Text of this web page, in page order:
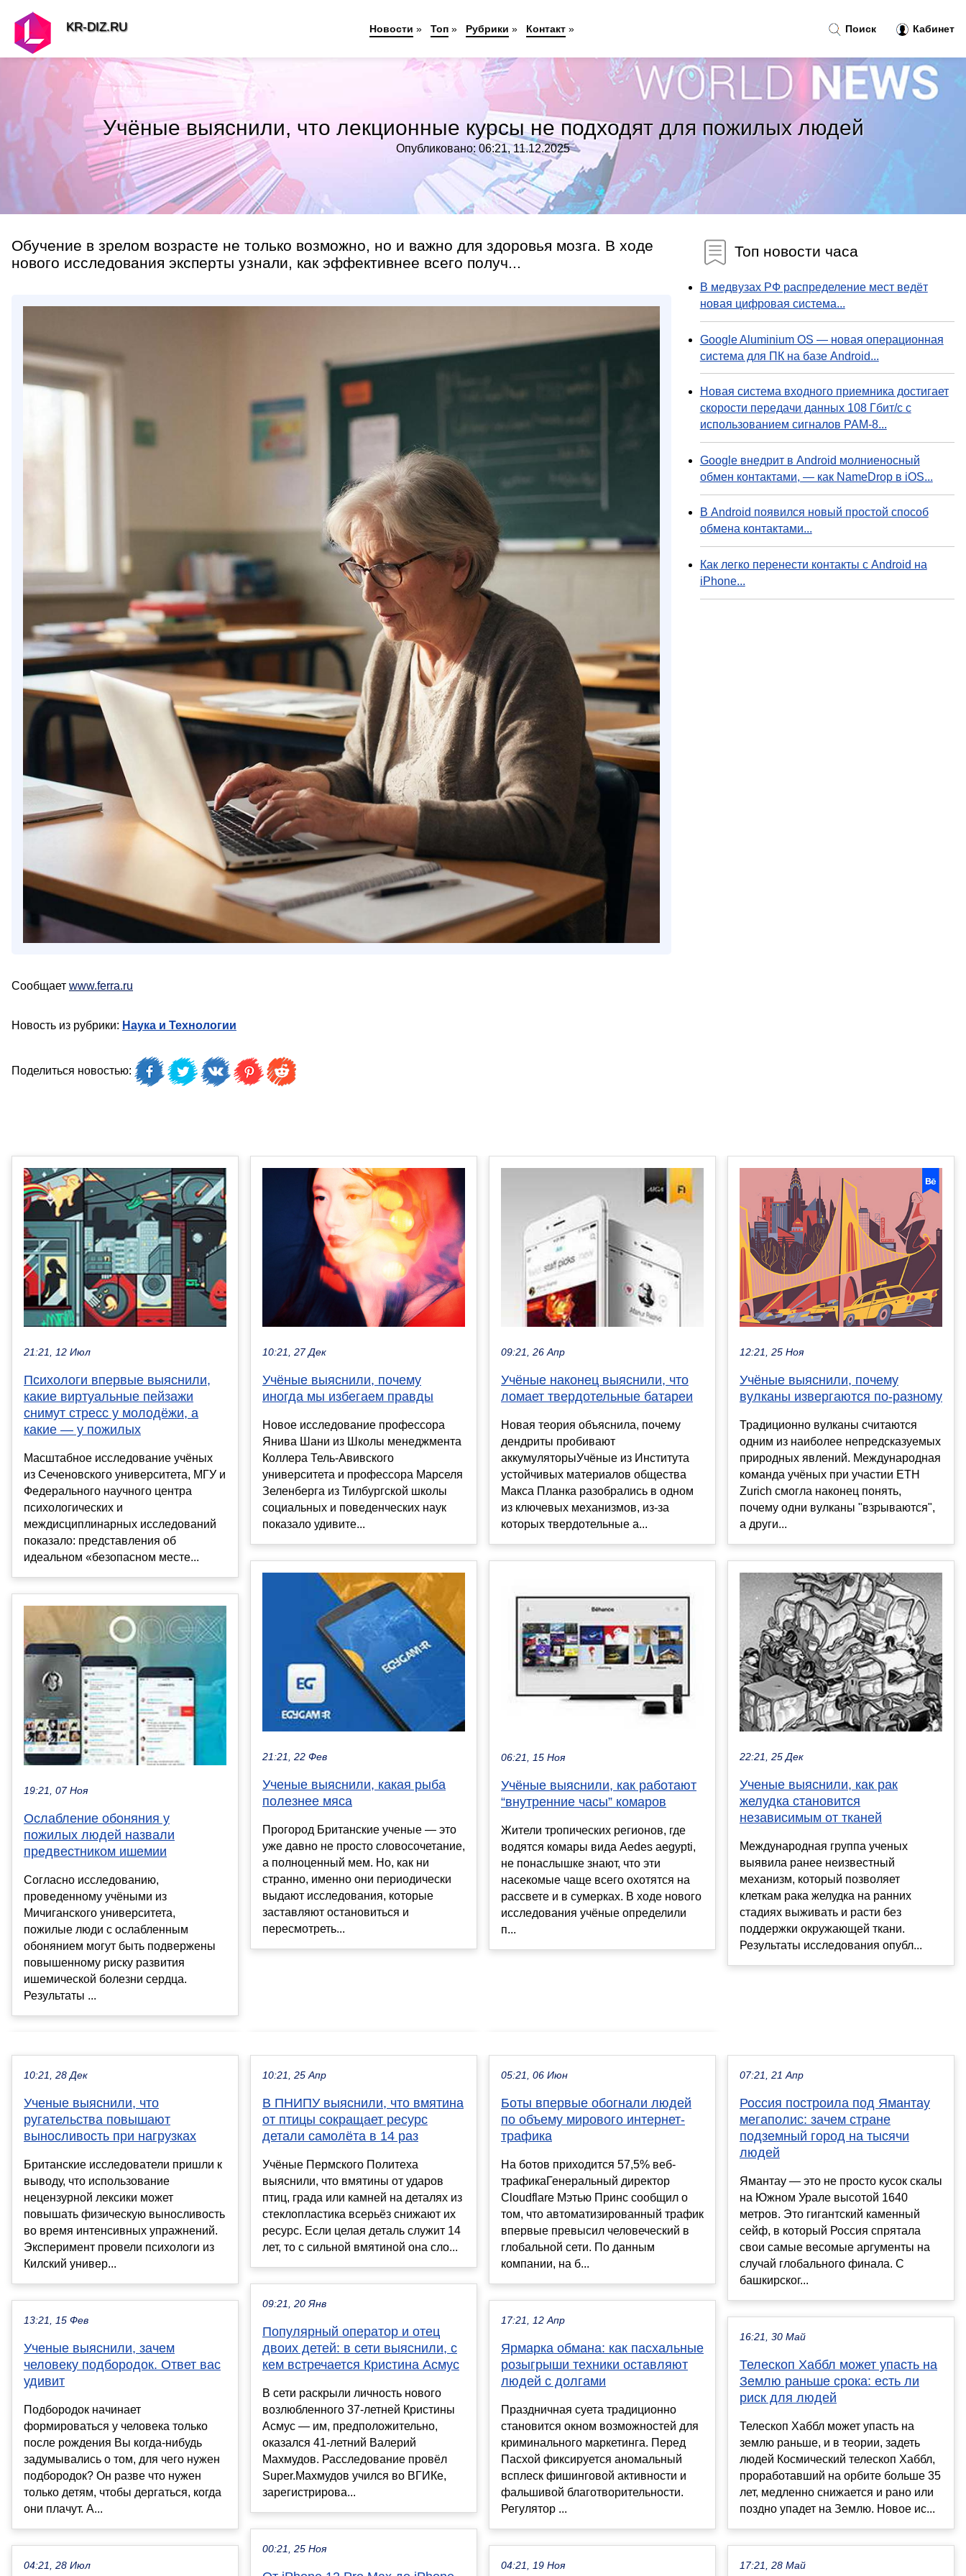
Учёные выяснили, что лекционные курсы не подходят для пожилых людей
Опубликовано: 06:21, 11.12.2025
Обучение в зрелом возрасте не только возможно, но и важно для здоровья мозга. В ходе
нового исследования эксперты узнали, как эффективнее всего получ...
Сообщает www.ferra.ru
Новость из рубрики: Наука и Технологии
Поделиться новостью:
Топ новости часа
В медвузах РФ распределение мест ведёт
новая цифровая система...
Google Aluminium OS — новая операционная
система для ПК на базе Android...
Новая система входного приемника достигает
скорости передачи данных 108 Гбит/с с
использованием сигналов PAM-8...
Google внедрит в Android молниеносный
обмен контактами, — как NameDrop в iOS...
В Android появился новый простой способ
обмена контактами...
Как легко перенести контакты с Android на
iPhone...
21:21, 12 Июл
Психологи впервые выяснили,
какие виртуальные пейзажи
снимут стресс у молодёжи, а
какие — у пожилых
Масштабное исследование учёных
из Сеченовского университета, МГУ и
Федерального научного центра
психологических и
междисциплинарных исследований
показало: представления об
идеальном «безопасном месте...
19:21, 07 Ноя
Ослабление обоняния у
пожилых людей назвали
предвестником ишемии
Согласно исследованию,
проведенному учёными из
Мичиганского университета,
пожилые люди с ослабленным
обонянием могут быть подвержены
повышенному риску развития
ишемической болезни сердца.
Результаты ...
10:21, 27 Дек
Учёные выяснили, почему
иногда мы избегаем правды
Новое исследование профессора
Янива Шани из Школы менеджмента
Коллера Тель-Авивского
университета и профессора Марселя
Зеленберга из Тилбургской школы
социальных и поведенческих наук
показало удивите...
21:21, 22 Фев
Ученые выяснили, какая рыба
полезнее мяса
Прогород Британские ученые — это
уже давно не просто словосочетание,
а полноценный мем. Но, как ни
странно, именно они периодически
выдают исследования, которые
заставляют остановиться и
пересмотреть...
09:21, 26 Апр
Учёные наконец выяснили, что
ломает твердотельные батареи
Новая теория объяснила, почему
дендриты пробивают
аккумуляторыУчёные из Института
устойчивых материалов общества
Макса Планка разобрались в одном
из ключевых механизмов, из-за
которых твердотельные а...
06:21, 15 Ноя
Учёные выяснили, как работают
“внутренние часы” комаров
Жители тропических регионов, где
водятся комары вида Aedes aegypti,
не понаслышке знают, что эти
насекомые чаще всего охотятся на
рассвете и в сумерках. В ходе нового
исследования учёные определили
п...
12:21, 25 Ноя
Учёные выяснили, почему
вулканы извергаются по-разному
Традиционно вулканы считаются
одним из наиболее непредсказуемых
природных явлений. Международная
команда учёных при участии ETH
Zurich смогла наконец понять,
почему одни вулканы "взрываются",
а други...
22:21, 25 Дек
Ученые выяснили, как рак
желудка становится
независимым от тканей
Международная группа ученых
выявила ранее неизвестный
механизм, который позволяет
клеткам рака желудка на ранних
стадиях выживать и расти без
поддержки окружающей ткани.
Результаты исследования опубл...
10:21, 28 Дек
Ученые выяснили, что
ругательства повышают
выносливость при нагрузках
Британские исследователи пришли к
выводу, что использование
нецензурной лексики может
повышать физическую выносливость
во время интенсивных упражнений.
Эксперимент провели психологи из
Килский универ...
13:21, 15 Фев
Ученые выяснили, зачем
человеку подбородок. Ответ вас
удивит
Подбородок начинает
формироваться у человека только
после рождения Вы когда-нибудь
задумывались о том, для чего нужен
подбородок? Он разве что нужен
только детям, чтобы дергаться, когда
они плачут. А...
04:21, 28 Июл
10:21, 25 Апр
В ПНИПУ выяснили, что вмятина
от птицы сокращает ресурс
детали самолёта в 14 раз
Учёные Пермского Политеха
выяснили, что вмятины от ударов
птиц, града или камней на деталях из
стеклопластика всерьёз снижают их
ресурс. Если целая деталь служит 14
лет, то с сильной вмятиной она сло...
09:21, 20 Янв
Популярный оператор и отец
двоих детей: в сети выяснили, с
кем встречается Кристина Асмус
В сети раскрыли личность нового
возлюбленного 37-летней Кристины
Асмус — им, предположительно,
оказался 41-летний Валерий
Махмудов. Расследование провёл
Super.Махмудов учился во ВГИКе,
зарегистрирова...
00:21, 25 Ноя
05:21, 06 Июн
Боты впервые обогнали людей
по объему мирового интернет-
трафика
На ботов приходится 57,5% веб-
трафикаГенеральный директор
Cloudflare Мэтью Принс сообщил о
том, что автоматизированный трафик
впервые превысил человеческий в
глобальной сети. По данным
компании, на б...
17:21, 12 Апр
Ярмарка обмана: как пасхальные
розыгрыши техники оставляют
людей с долгами
Праздничная суета традиционно
становится окном возможностей для
криминального маркетинга. Перед
Пасхой фиксируется аномальный
всплеск фишинговой активности и
фальшивой благотворительности.
Регулятор ...
04:21, 19 Ноя
07:21, 21 Апр
Россия построила под Ямантау
мегаполис: зачем стране
подземный город на тысячи
людей
Ямантау — это не просто кусок скалы
на Южном Урале высотой 1640
метров. Это гигантский каменный
сейф, в который Россия спрятала
свои самые весомые аргументы на
случай глобального финала. С
башкирског...
16:21, 30 Май
Телескоп Хаббл может упасть на
Землю раньше срока: есть ли
риск для людей
Телескоп Хаббл может упасть на
землю раньше, и в теории, задеть
людей Космический телескоп Хаббл,
проработавший на орбите больше 35
лет, медленно снижается и рано или
поздно упадет на Землю. Новое ис...
17:21, 28 Май
Поиск Кабинет
KR-DIZ.RU Новости » Топ » Рубрики » Контакт »